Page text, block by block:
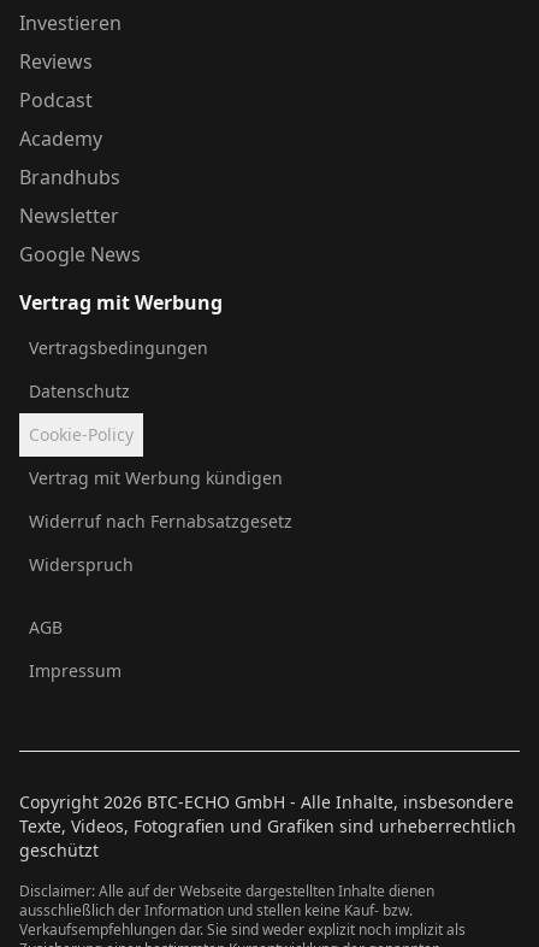
Investieren
Reviews
Podcast
Academy
Brandhubs
Newsletter
Google News
Vertrag mit Werbung
Vertragsbedingungen
Datenschutz
Cookie-Policy
Vertrag mit Werbung kündigen
Widerruf nach Fernabsatzgesetz
Widerspruch
AGB
Impressum
Copyright 2026 BTC-ECHO GmbH - Alle Inhalte, insbesondere
Texte, Videos, Fotografien und Grafiken sind urheberrechtlich
geschützt
Disclaimer: Alle auf der Webseite dargestellten Inhalte dienen
ausschließlich der Information und stellen keine Kauf- bzw.
Verkaufsempfehlungen dar. Sie sind weder explizit noch implizit als